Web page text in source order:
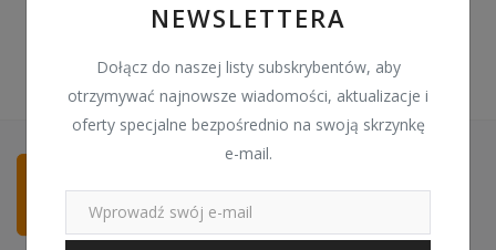
Polski
NEWSLETTERA
Dołącz do naszej listy subskrybentów, aby
otrzymywać najnowsze wiadomości, aktualizacje i
oferty specjalne bezpośrednio na swoją skrzynkę
e-mail.